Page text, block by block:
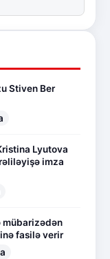
Stiven Ber
Lyutova
imza
mübarizədən
fasilə verir